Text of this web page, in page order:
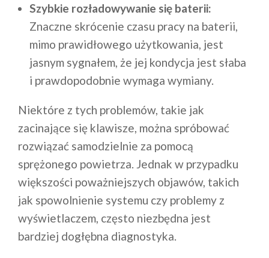
Szybkie rozładowywanie się baterii:
Znaczne skrócenie czasu pracy na baterii,
mimo prawidłowego użytkowania, jest
jasnym sygnałem, że jej kondycja jest słaba
i prawdopodobnie wymaga wymiany.
Niektóre z tych problemów, takie jak
zacinające się klawisze, można spróbować
rozwiązać samodzielnie za pomocą
sprężonego powietrza. Jednak w przypadku
większości poważniejszych objawów, takich
jak spowolnienie systemu czy problemy z
wyświetlaczem, często niezbędna jest
bardziej dogłębna diagnostyka.